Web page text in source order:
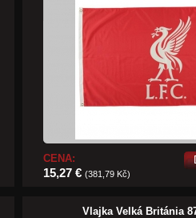
CENA:
15,27 €(381,79 Kč)
Vlajka Velká Británia